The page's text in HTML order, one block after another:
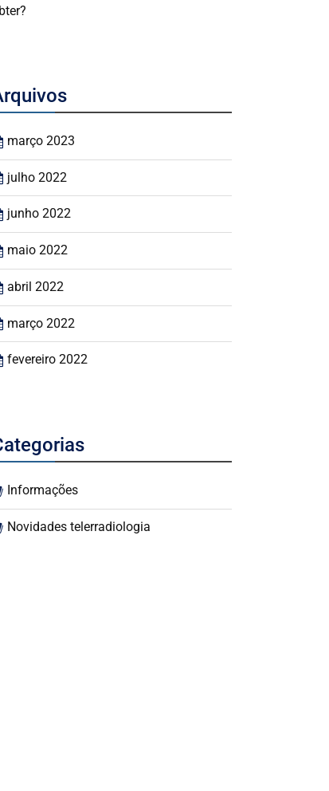
março 2023
julho 2022
junho 2022
maio 2022
abril 2022
março 2022
fevereiro 2022
Informações
Novidades telerradiologia